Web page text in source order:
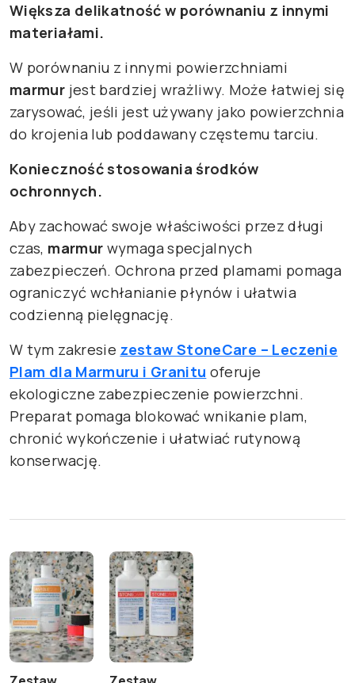
Większa delikatność w porównaniu z innymi
materiałami.
W porównaniu z innymi powierzchniami
marmur jest bardziej wrażliwy. Może łatwiej się
zarysować, jeśli jest używany jako powierzchnia
do krojenia lub poddawany częstemu tarciu.
Konieczność stosowania środków
ochronnych.
Aby zachować swoje właściwości przez długi
czas, marmur wymaga specjalnych
zabezpieczeń. Ochrona przed plamami pomaga
ograniczyć wchłanianie płynów i ułatwia
codzienną pielęgnację.
W tym zakresie zestaw StoneCare – Leczenie
Plam dla Marmuru i Granitu oferuje
ekologiczne zabezpieczenie powierzchni.
Preparat pomaga blokować wnikanie plam,
chronić wykończenie i ułatwiać rutynową
konserwację.